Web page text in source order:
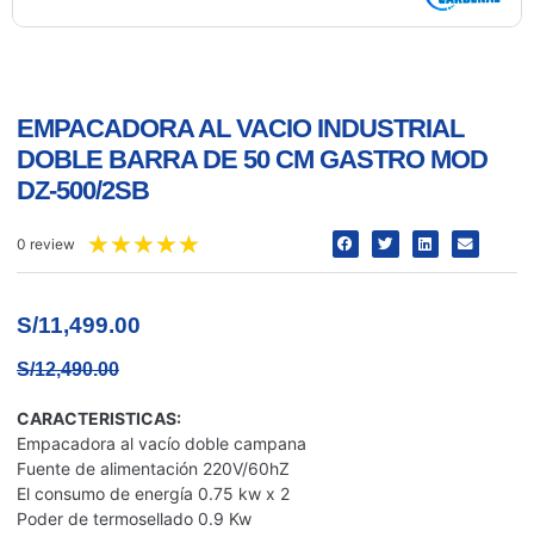
EMPACADORA AL VACIO INDUSTRIAL
DOBLE BARRA DE 50 CM GASTRO MOD
DZ-500/2SB
0 review ★★★★★
S/11,499.00
S/12,490.00
CARACTERISTICAS:
Empacadora al vacío doble campana
Fuente de alimentación 220V/60hZ
El consumo de energía 0.75 kw x 2
Poder de termosellado 0.9 Kw